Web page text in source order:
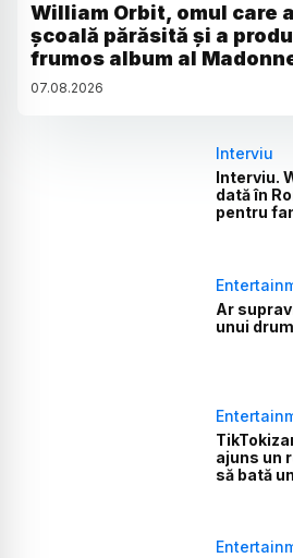
William Orbit, omul care
școală părăsită și a
frumos album al
07.08.2026
Interviu
Interviu.
dată în
pentru
Ar
unui
ajuns un
să bată